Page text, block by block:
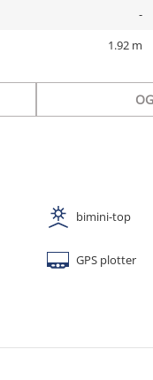
-
1.92 m
bimini-top
GPS plotter